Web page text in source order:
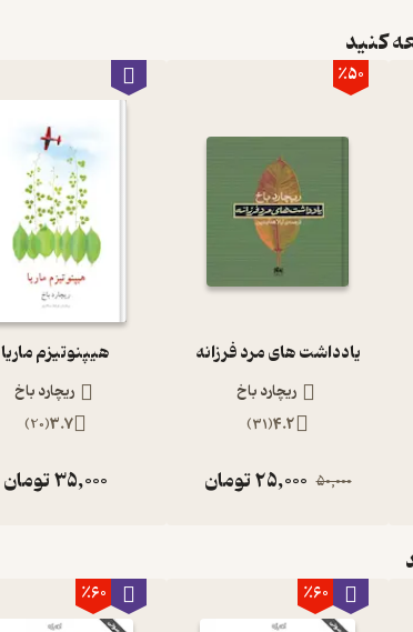
کنید
٪50
یادداشت های مرد فرزانه
ریچارد باخ
4.2
(
31
)
50,000
25,000تومان
هیپنوتیزم ماریا
ریچارد باخ
3.7
(
20
)
35,000تومان
٪60 ٪60